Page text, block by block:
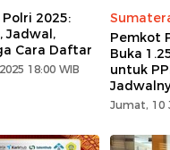
2025:
Jadwal,
Cara Daftar
18:00 WIB
Pemkot
Buka
untuk
Jumat, 10